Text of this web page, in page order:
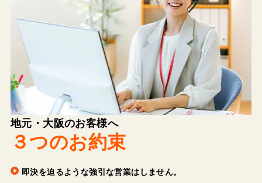
地元・大阪のお客様へ
３つのお約束
即決を迫るような強引な営業はしません。